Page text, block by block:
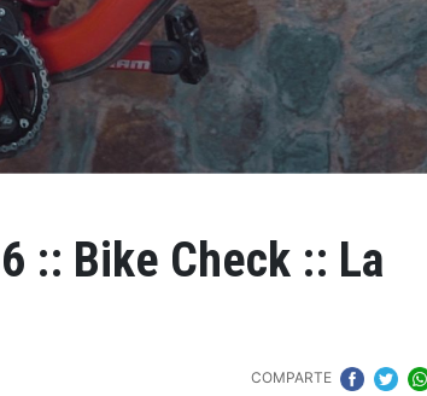
:: Bike Check :: La
COMPARTE